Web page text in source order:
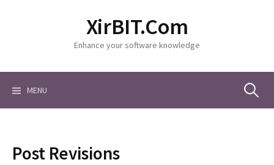
o
XirBIT.Com
Enhance your software knowledge
MENU S
Post Revisions